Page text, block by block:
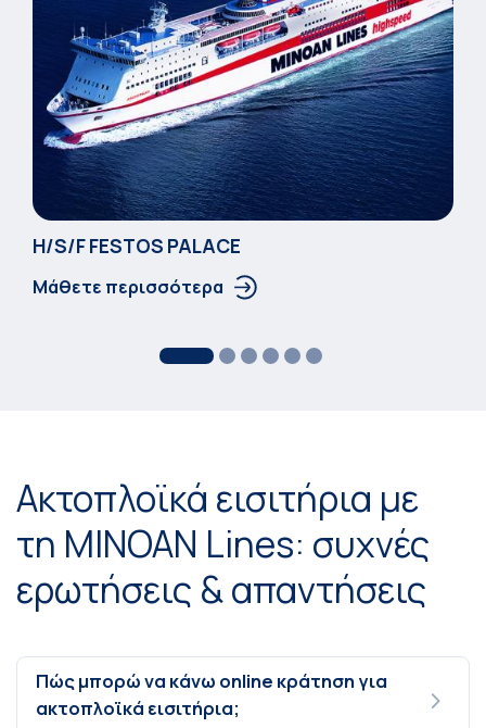
Η/S/F FESTOS PALACΕ
Μάθετε περισσότερα
Ακτοπλοϊκά εισιτήρια με
τη MINOAN Lines: συχνές
ερωτήσεις & απαντήσεις
Πώς μπορώ να κάνω online κράτηση για
ακτοπλοϊκά εισιτήρια;